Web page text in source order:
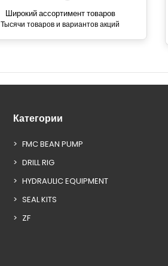
Широкий ассортимент товаров
Тысячи товаров и вариантов акций
Категории
FMC BEAN PUMP
DRILL RIG
HYDRAULIC EQUIPMENT
SEAL KITS
ZF